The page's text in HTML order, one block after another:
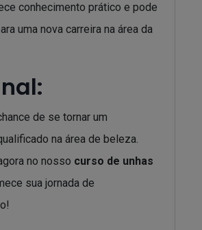
conhecimento prático e pode
uma nova carreira na área da
de se tornar um
na área de beleza.
no nosso curso de unhas
sua jornada de